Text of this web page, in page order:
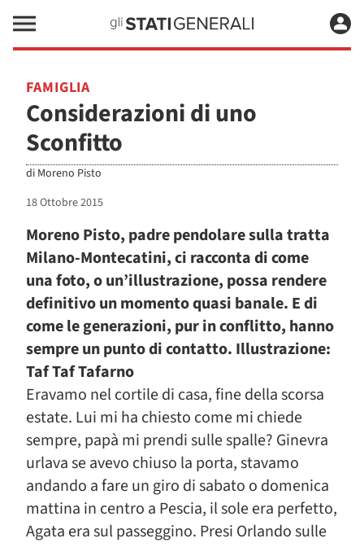
FAMIGLIA
Considerazioni di uno
Sconfitto
di Moreno Pisto
18 Ottobre 2015
Moreno Pisto, padre pendolare sulla tratta
Milano-Montecatini, ci racconta di come
una foto, o un’illustrazione, possa rendere
definitivo un momento quasi banale. E di
come le generazioni, pur in conflitto, hanno
sempre un punto di contatto. Illustrazione:
Taf Taf Tafarno
Eravamo nel cortile di casa, fine della scorsa
estate. Lui mi ha chiesto come mi chiede
sempre, papà mi prendi sulle spalle? Ginevra
urlava se avevo chiuso la porta, stavamo
andando a fare un giro di sabato o domenica
mattina in centro a Pescia, il sole era perfetto,
Agata era sul passeggino. Presi Orlando sulle